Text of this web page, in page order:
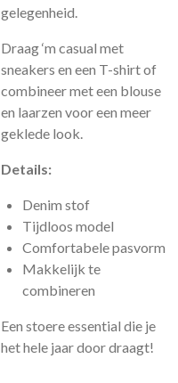
gelegenheid.
Draag ‘m casual met
sneakers en een T-shirt of
combineer met een blouse
en laarzen voor een meer
geklede look.
Details:
Denim stof
Tijdloos model
Comfortabele pasvorm
Makkelijk te
combineren
Een stoere essential die je
het hele jaar door draagt!